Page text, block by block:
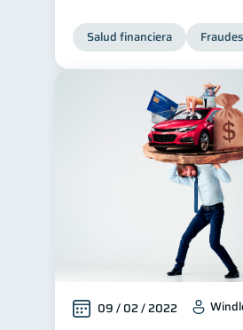
Consejos
Tarjeta de crédito
Historial crediticio 6
Ciberseguridad 5
4
Derechos & Deberes 4
Superintendencia de Bancos
Finanzas Personales
Finanzas en Pareja
Salud financiera Fraudes
09 / 02 / 2022